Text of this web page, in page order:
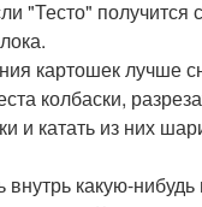
"Тесто" получится
картошек лучше
колбаски,
и катать из них
какую-